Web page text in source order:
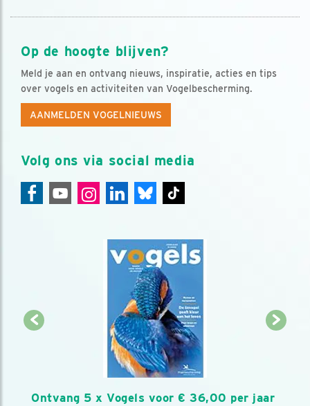
Op de hoogte blijven?
Meld je aan en ontvang nieuws, inspiratie, acties en tips
over vogels en activiteiten van Vogelbescherming.
AANMELDEN VOGELNIEUWS
Volg ons via social media
Ontvang 5 x Vogels voor € 36,00 per jaar